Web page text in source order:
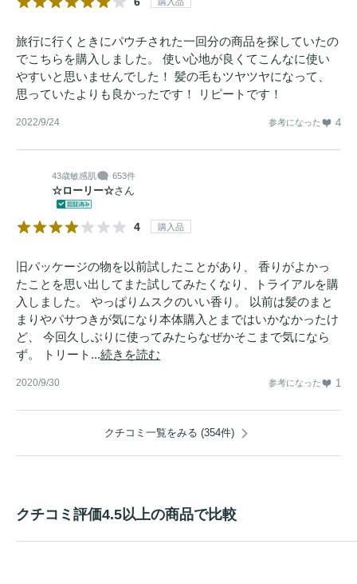
旅行に行くときにパウチされた一回分の商品を探していたの
でこちらを購入しました。 使い心地が良くてこんなに使い
やすいと思いませんでした！ 髪の毛もツヤツヤになって、
思っていたよりも良かったです！ リピートです！
2022/9/24 参考になった 4
43歳敏感肌 653件
☆ローリー☆さん
4 購入品
旧パッケージの物を以前試したことがあり、 香りがよかっ
たことを思い出してまた試してみたくなり、トライアルを購
入しました。 やっぱりムスクのいい香り。 以前は髪のまと
まりやパサつきが気になり本体購入とまではいかなかったけ
ど、 今回久しぶりに使ってみたらなぜかそこまで気になら
ず。 トリート...続きを読む
2020/9/30 参考になった 1
クチコミ一覧をみる (354件)
クチコミ評価4.5以上の商品で比較